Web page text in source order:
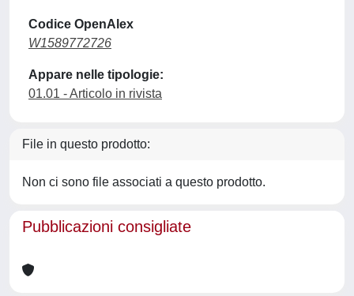
Codice OpenAlex
W1589772726
Appare nelle tipologie:
01.01 - Articolo in rivista
File in questo prodotto:
Non ci sono file associati a questo prodotto.
Pubblicazioni consigliate